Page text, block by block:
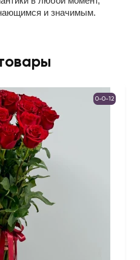
и значимым.
0-0-12